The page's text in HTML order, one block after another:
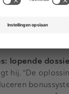
mensen
en
ligt dan dat
lopende
hij. “De